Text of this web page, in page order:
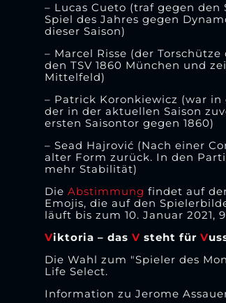
– Lucas Cueto (traf gegen
Spiel des Jahres gegen
dieser Saison)
– Marcel Risse (der
den TSV 1860 München und
Mittelfeld)
– Patrick Koronkiewicz (war
der in der aktuellen Saison
ersten Saisontor gegen 1860)
– Sead Hajrović (Nach einer
alter Form zurück. In den
mehr Stabilität)
Die Abstimmung findet auf
Emojis, die auf den
läuft bis zum 10. Januar 2021,
Viktoria – das V steht für V
Die Wahl zum "Spieler des
Life Select.
Information zu Jerome